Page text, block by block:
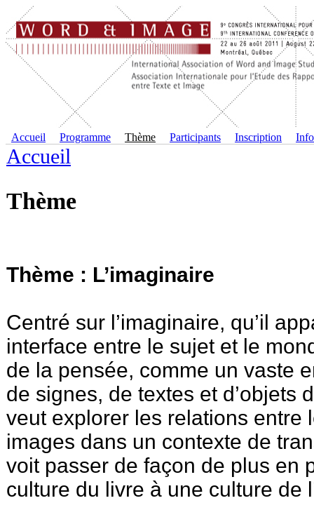
Accueil Programme Thème Participants Inscription
Accueil
Thème
Thème : L’imaginaire
Centré sur l’imaginaire, qu’il
interface entre le sujet et le
de la pensée, comme un vaste
de signes, de textes et d’objets
veut explorer les relations entre
images dans un contexte de
voit passer de façon de plus en
culture du livre à une culture de